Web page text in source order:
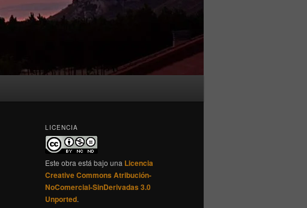
LICENCIA
Este obra está bajo una Licencia
Creative Commons Atribución-
NoComercial-SinDerivadas 3.0
Unported.